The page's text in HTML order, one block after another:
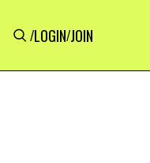
/LOGIN/JOIN